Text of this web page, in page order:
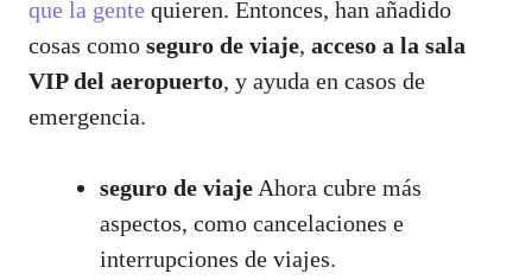
que la gente quieren. Entonces, han añadido
cosas como seguro de viaje, acceso a la sala
VIP del aeropuerto, y ayuda en casos de
emergencia.
seguro de viaje Ahora cubre más
aspectos, como cancelaciones e
interrupciones de viajes.